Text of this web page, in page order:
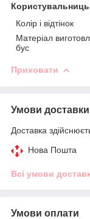
Колір і відтінок
Матеріал
бус
Приховати
Умови доставки
Доставка
Нова Пошта
Всі умови
Умови оплати